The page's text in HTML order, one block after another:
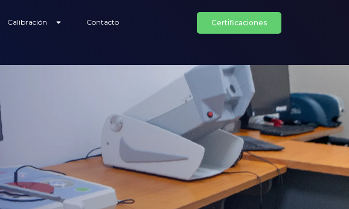
Calibración Contacto Certificaciones